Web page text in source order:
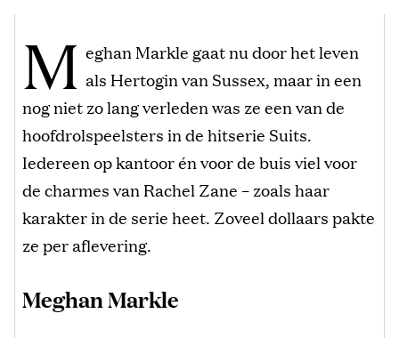
M eghan Markle gaat nu door het leven
als Hertogin van Sussex, maar in een
nog niet zo lang verleden was ze een van de
hoofdrolspeelsters in de hitserie Suits.
Iedereen op kantoor én voor de buis viel voor
de charmes van Rachel Zane – zoals haar
karakter in de serie heet. Zoveel dollaars pakte
ze per aflevering.
Meghan Markle